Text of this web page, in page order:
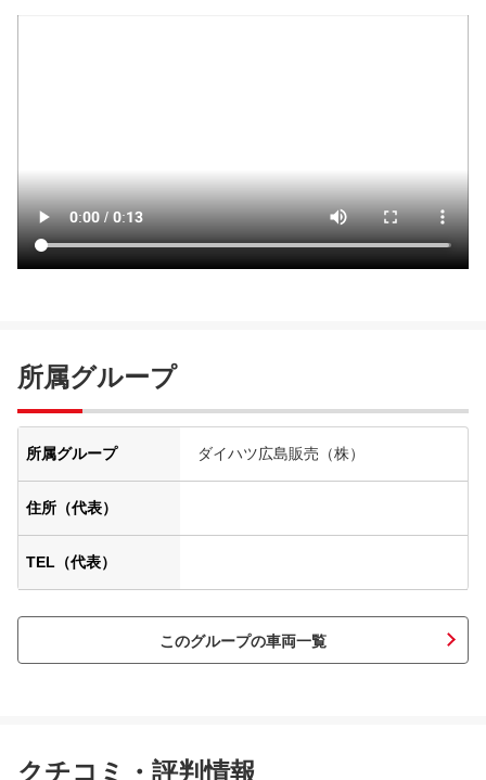
所属グループ
所属グループ ダイハツ広島販売（株）
住所（代表）
TEL（代表）
このグループの車両一覧
クチコミ・評判情報